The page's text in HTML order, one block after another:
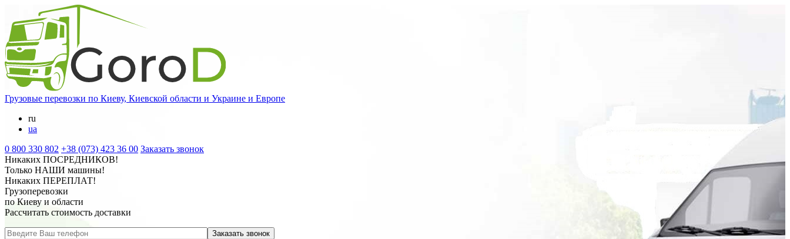
Грузовые перевозки по Киеву, Киевской области и Украине и Европе
ru
ua
0 800 330 802 +38 (073) 423 36 00 Заказать звонок
Никаких ПОСРЕДНИКОВ!
Только НАШИ машины!
Никаких ПЕРЕПЛАТ!
Грузоперевозки
по Киеву и области
Рассчитать стоимость доставки